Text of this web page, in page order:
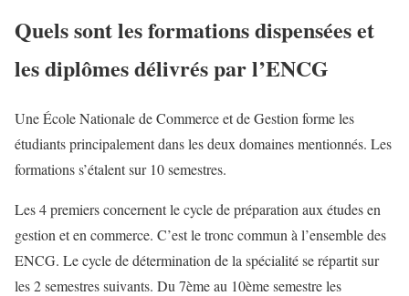
Quels sont les formations dispensées et
les diplômes délivrés par l’ENCG
Une École Nationale de Commerce et de Gestion forme les
étudiants principalement dans les deux domaines mentionnés. Les
formations s’étalent sur 10 semestres.
Les 4 premiers concernent le cycle de préparation aux études en
gestion et en commerce. C’est le tronc commun à l’ensemble des
ENCG. Le cycle de détermination de la spécialité se répartit sur
les 2 semestres suivants. Du 7ème au 10ème semestre les